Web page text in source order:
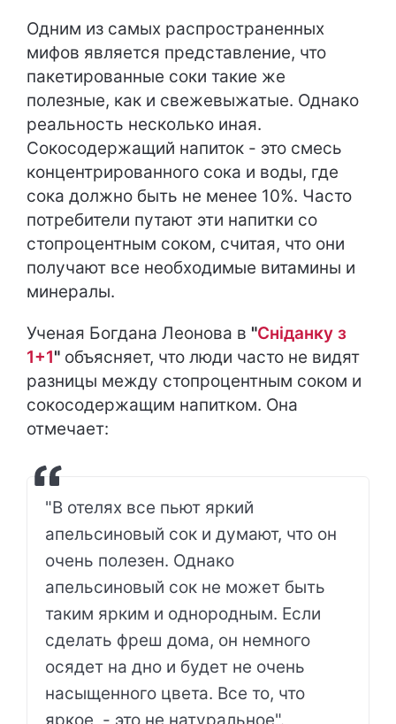
Одним из самых распространенных
мифов является представление, что
пакетированные соки такие же
полезные, как и свежевыжатые. Однако
реальность несколько иная.
Сокосодержащий напиток - это смесь
концентрированного сока и воды, где
сока должно быть не менее 10%. Часто
потребители путают эти напитки со
стопроцентным соком, считая, что они
получают все необходимые витамины и
минералы.
Ученая Богдана Леонова в "Сніданку з
1+1" объясняет, что люди часто не видят
разницы между стопроцентным соком и
сокосодержащим напитком. Она
отмечает:
"В отелях все пьют яркий
апельсиновый сок и думают, что он
очень полезен. Однако
апельсиновый сок не может быть
таким ярким и однородным. Если
сделать фреш дома, он немного
осядет на дно и будет не очень
насыщенного цвета. Все то, что